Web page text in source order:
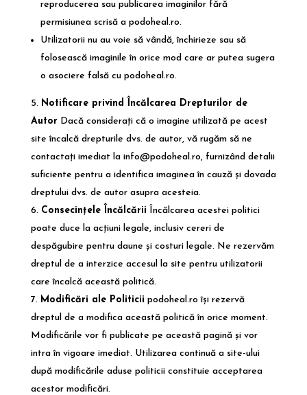
reproducerea sau publicarea imaginilor fără
permisiunea scrisă a podoheal.ro.
Utilizatorii nu au voie să vândă, închirieze sau să
folosească imaginile în orice mod care ar putea sugera
o asociere falsă cu podoheal.ro.
Notificare privind Încălcarea Drepturilor de
Autor Dacă considerați că o imagine utilizată pe acest
site încalcă drepturile dvs. de autor, vă rugăm să ne
contactați imediat lainfo@podoheal.ro, furnizând detalii
suficiente pentru a identifica imaginea în cauză și dovada
dreptului dvs. de autor asupra acesteia.
Consecințele Încălcării Încălcarea acestei politici
poate duce la acțiuni legale, inclusiv cereri de
despăgubire pentru daune și costuri legale. Ne rezervăm
dreptul de a interzice accesul la site pentru utilizatorii
care încalcă această politică.
Modificări ale Politicii podoheal.ro își rezervă
dreptul de a modifica această politică în orice moment.
Modificările vor fi publicate pe această pagină și vor
intra în vigoare imediat. Utilizarea continuă a site-ului
după modificările aduse politicii constituie acceptarea
acestor modificări.